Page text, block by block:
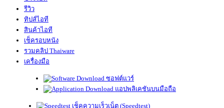
รีวิว
ทิปส์ไอที
สินค้าไอที
เช็ครอบหนัง
รวมคลิป Thaiware
เครื่องมือ
ซอฟต์แวร์
แอปพลิเคชันบนมือถือ
เช็คความเร็วเน็ต (Speedtest)